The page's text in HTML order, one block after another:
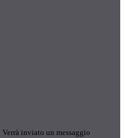
Verrà inviato un messaggio